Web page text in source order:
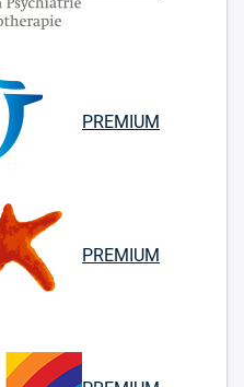
PREMIUM
PREMIUM